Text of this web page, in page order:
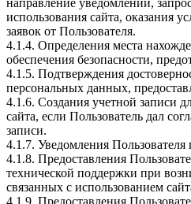
использования сайта, оказания
заявок от Пользователя.
4.1.4. Определения места
обеспечения безопасности,
4.1.5. Подтверждения
персональных данных,
4.1.6. Создания учетной записи
сайта, если Пользователь дал
записи.
4.1.7. Уведомления Пользователя
4.1.8. Предоставления
технической поддержки при
связанных с использованием
4.1.9. Предоставления